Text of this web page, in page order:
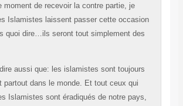
mainteneant le moment de recevoir la contre partie,
pense. Et si les Islamistes laissent passer cette
alors je ne sais quoi dire…ils seront tout simplement
Mais, fallait-il dire aussi que: les islamistes sont
là en tunisie et partout dans le monde. Et tout ceux
pensent que les Islamistes sont éradiqués de notre